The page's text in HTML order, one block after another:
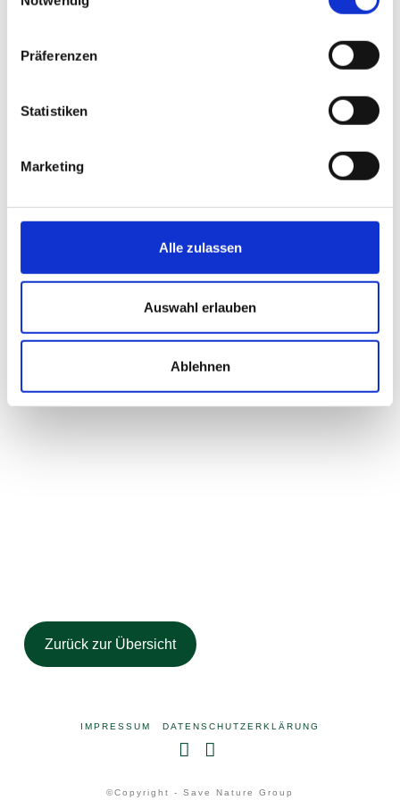
Präferenzen
Statistiken
Marketing
Alle zulassen
Auswahl erlauben
Ablehnen
Habt ganz viel Spaß und schaut wie eure Boote die
Sormitz erkunden.
Karte
Zurück zur Übersicht
IMPRESSUM DATENSCHUTZERKLÄRUNG
©Copyright - Save Nature Group